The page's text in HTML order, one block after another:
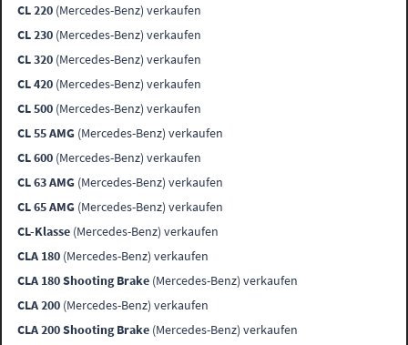
CL 220 (Mercedes-Benz) verkaufen
CL 230 (Mercedes-Benz) verkaufen
CL 320 (Mercedes-Benz) verkaufen
CL 420 (Mercedes-Benz) verkaufen
CL 500 (Mercedes-Benz) verkaufen
CL 55 AMG (Mercedes-Benz) verkaufen
CL 600 (Mercedes-Benz) verkaufen
CL 63 AMG (Mercedes-Benz) verkaufen
CL 65 AMG (Mercedes-Benz) verkaufen
CL-Klasse (Mercedes-Benz) verkaufen
CLA 180 (Mercedes-Benz) verkaufen
CLA 180 Shooting Brake (Mercedes-Benz) verkaufen
CLA 200 (Mercedes-Benz) verkaufen
CLA 200 Shooting Brake (Mercedes-Benz) verkaufen